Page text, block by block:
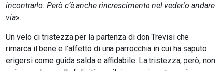
incontrarlo. Però c’è anche rincrescimento nel vederlo andare
via».
Un velo di tristezza per la partenza di don Trevisi che
rimarca il bene e l’affetto di una parrocchia in cui ha saputo
erigersi come guida salda e affidabile. La tristezza, però, non